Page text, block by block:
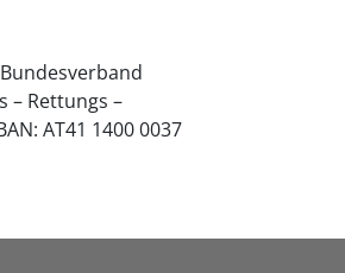
– Rettungs –
AT41 1400 0037